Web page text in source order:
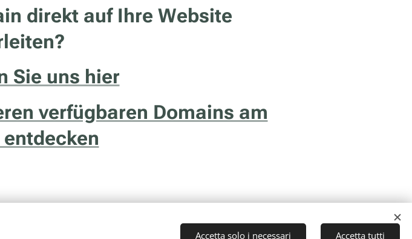
direkt auf Ihre Website
Sie uns hier
verfügbaren Domains am
Accetta solo i necessari Accetta tutti